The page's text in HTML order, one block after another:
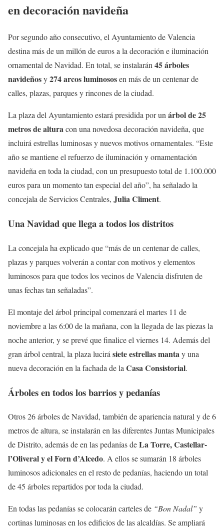
en decoración navideña
Por segundo año consecutivo, el Ayuntamiento de Valencia
destina más de un millón de euros a la decoración e iluminación
ornamental de Navidad. En total, se instalarán45 árboles
navideñosy274 arcos luminososen más de un centenar de
calles, plazas, parques y rincones de la ciudad.
La plaza del Ayuntamiento estará presidida por unárbol de 25
metros de alturacon una novedosa decoración navideña, que
incluirá estrellas luminosas y nuevos motivos ornamentales. “Este
año se mantiene el refuerzo de iluminación y ornamentación
navideña en toda la ciudad, con un presupuesto total de 1.100.000
euros para un momento tan especial del año”, ha señalado la
concejala de Servicios Centrales, Julia Climent.
Una Navidad que llega a todos los distritos
La concejala ha explicado que “más de un centenar de calles,
plazas y parques volverán a contar con motivos y elementos
luminosos para que todos los vecinos de Valencia disfruten de
unas fechas tan señaladas”.
El montaje del árbol principal comenzará el martes 11 de
noviembre a las 6:00 de la mañana, con la llegada de las piezas la
noche anterior, y se prevé que finalice el viernes 14. Además del
gran árbol central, la plaza lucirá siete estrellas mantay una
nueva decoración en la fachada de la Casa Consistorial.
Árboles en todos los barrios y pedanías
Otros 26 árboles de Navidad, también de apariencia natural y de 6
metros de altura, se instalarán en las diferentes Juntas Municipales
de Distrito, además de en las pedanías deLa Torre, Castellar-
l’Oliveral y el Forn d’Alcedo. A ellos se sumarán 18 árboles
luminosos adicionales en el resto de pedanías, haciendo un total
de 45 árboles repartidos por toda la ciudad.
En todas las pedanías se colocarán carteles de “Bon Nadal” y
cortinas luminosas en los edificios de las alcaldías. Se ampliará